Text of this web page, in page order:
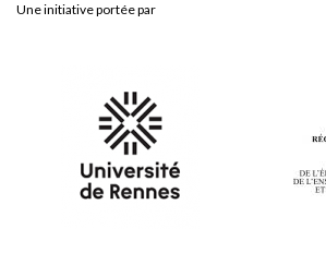
Une initiative portée par